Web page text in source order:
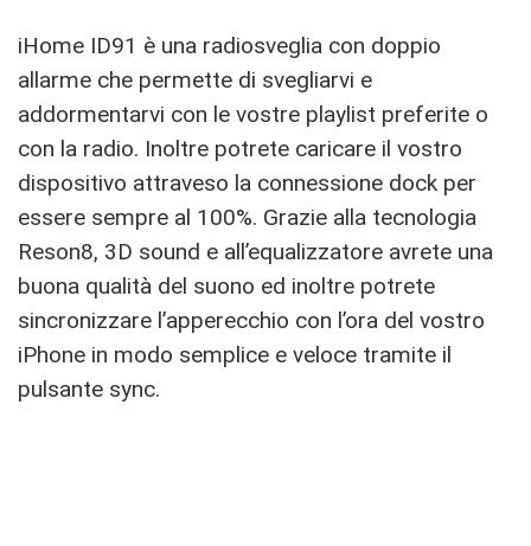
iHome ID91 è una radiosveglia con doppio
allarme che permette di svegliarvi e
addormentarvi con le vostre playlist preferite o
con la radio. Inoltre potrete caricare il vostro
dispositivo attraveso la connessione dock per
essere sempre al 100%. Grazie alla tecnologia
Reson8, 3D sound e all’equalizzatore avrete una
buona qualità del suono ed inoltre potrete
sincronizzare l’apperecchio con l’ora del vostro
iPhone in modo semplice e veloce tramite il
pulsante sync.